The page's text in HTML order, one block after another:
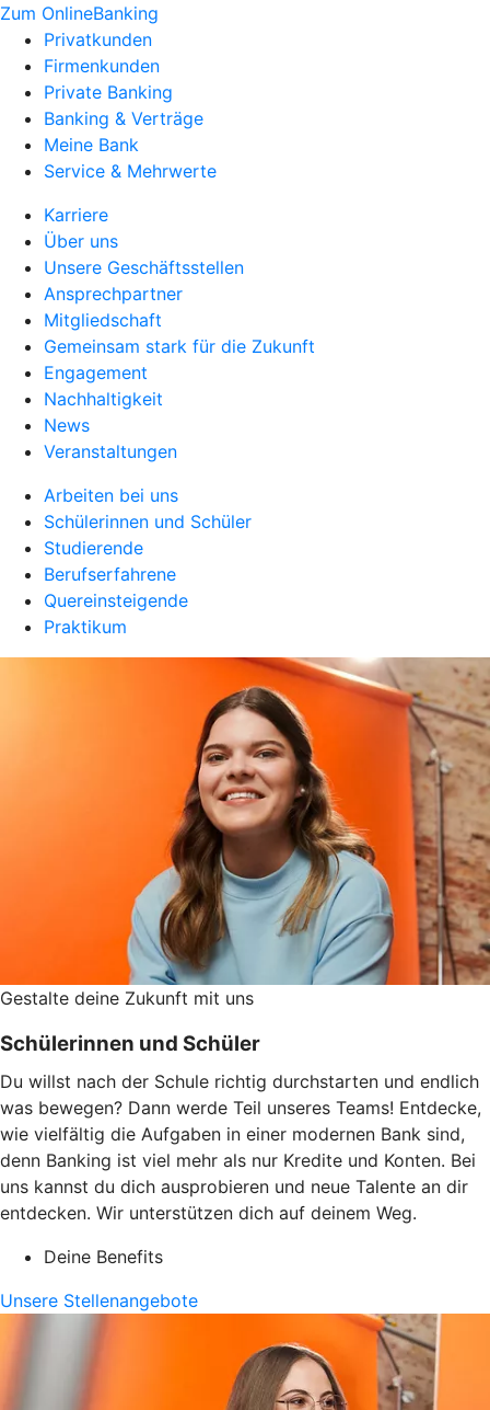
Zum OnlineBanking
Privatkunden
Firmenkunden
Private Banking
Banking & Verträge
Meine Bank
Service & Mehrwerte
Karriere
Über uns
Unsere Geschäftsstellen
Ansprechpartner
Mitgliedschaft
Gemeinsam stark für die Zukunft
Engagement
Nachhaltigkeit
News
Veranstaltungen
Arbeiten bei uns
Schülerinnen und Schüler
Studierende
Berufserfahrene
Quereinsteigende
Praktikum
Gestalte deine Zukunft mit uns
Schülerinnen und Schüler
Du willst nach der Schule richtig durchstarten und endlich
was bewegen? Dann werde Teil unseres Teams! Entdecke,
wie vielfältig die Aufgaben in einer modernen Bank sind,
denn Banking ist viel mehr als nur Kredite und Konten. Bei
uns kannst du dich ausprobieren und neue Talente an dir
entdecken. Wir unterstützen dich auf deinem Weg.
Deine Benefits
Unsere Stellenangebote